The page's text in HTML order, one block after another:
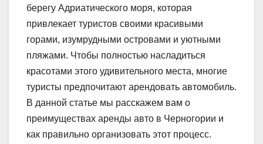
берегу Адриатического моря, которая
привлекает туристов своими красивыми
горами, изумрудными островами и уютными
пляжами. Чтобы полностью насладиться
красотами этого удивительного места, многие
туристы предпочитают арендовать автомобиль.
В данной статье мы расскажем вам о
преимуществах аренды авто в Черногории и
как правильно организовать этот процесс.